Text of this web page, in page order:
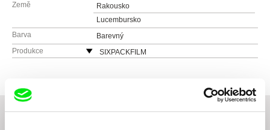
Země
Rakousko
Lucembursko
Barva
Barevný
Produkce
SIXPACKFILM